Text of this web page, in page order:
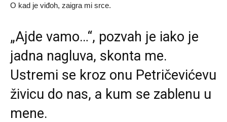
O kad je viđoh, zaigra mi srce.
„Ajde vamo…“, pozvah je iako je
jadna nagluva, skonta me.
Ustremi se kroz onu Petričevićevu
živicu do nas, a kum se zablenu u
mene.